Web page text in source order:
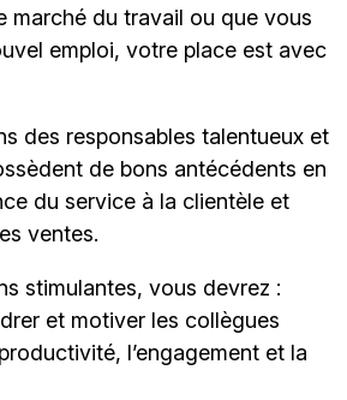
marché du travail ou que vous
emploi, votre place est avec
des responsables talentueux et
de bons antécédents en
du service à la clientèle et
ventes.
stimulantes, vous devrez :
et motiver les collègues
l’engagement et la